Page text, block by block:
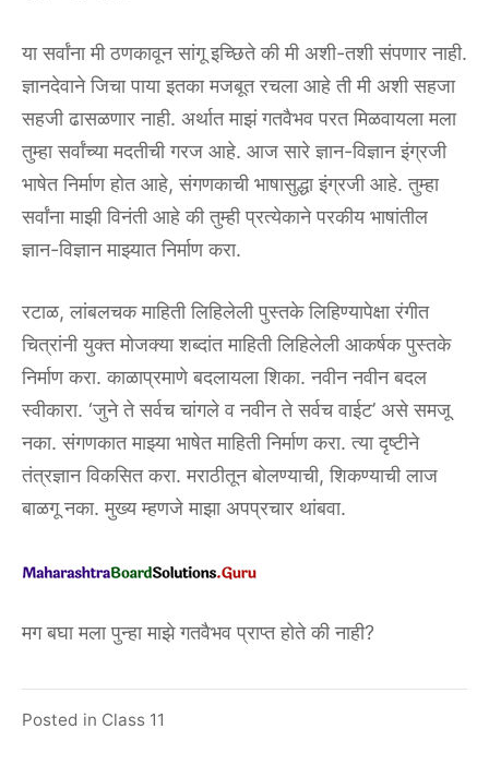
या सर्वांना मी ठणकावून सांगू इच्छिते की मी अशी-तशी संपणार नाही.
ज्ञानदेवाने जिचा पाया इतका मजबूत रचला आहे ती मी अशी सहजा
सहजी ढासळणार नाही. अर्थात माझं गतवैभव परत मिळवायला मला
तुम्हा सर्वांच्या मदतीची गरज आहे. आज सारे ज्ञान-विज्ञान इंग्रजी
भाषेत निर्माण होत आहे, संगणकाची भाषासुद्धा इंग्रजी आहे. तुम्हा
सर्वांना माझी विनंती आहे की तुम्ही प्रत्येकाने परकीय भाषांतील
ज्ञान-विज्ञान माझ्यात निर्माण करा.
रटाळ, लांबलचक माहिती लिहिलेली पुस्तके लिहिण्यापेक्षा रंगीत
चित्रांनी युक्त मोजक्या शब्दांत माहिती लिहिलेली आकर्षक पुस्तके
निर्माण करा. काळाप्रमाणे बदलायला शिका. नवीन नवीन बदल
स्वीकारा. ‘जुने ते सर्वच चांगले व नवीन ते सर्वच वाईट’ असे समजू
नका. संगणकात माझ्या भाषेत माहिती निर्माण करा. त्या दृष्टीने
तंत्रज्ञान विकसित करा. मराठीतून बोलण्याची, शिकण्याची लाज
बाळगू नका. मुख्य म्हणजे माझा अपप्रचार थांबवा.
मग बघा मला पुन्हा माझे गतवैभव प्राप्त होते की नाही?
Posted in Class 11